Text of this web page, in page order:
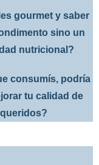
gourmet y saber
sino un
nutricional?
consumís, podría
tu calidad de